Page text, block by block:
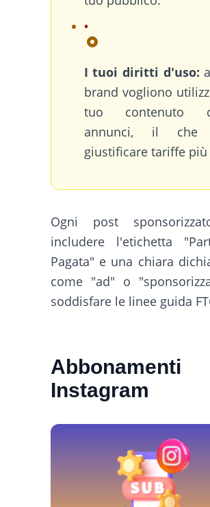
I tuoi diritti d'uso:
brand vogliono
tuo contenuto
annunci, il che
giustificare tariffe più
Ogni post
includere l'etichetta
Pagata" e una chiara
come "ad" o
soddisfare le linee guida
Abbonamenti
Instagram